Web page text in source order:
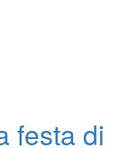
festa di